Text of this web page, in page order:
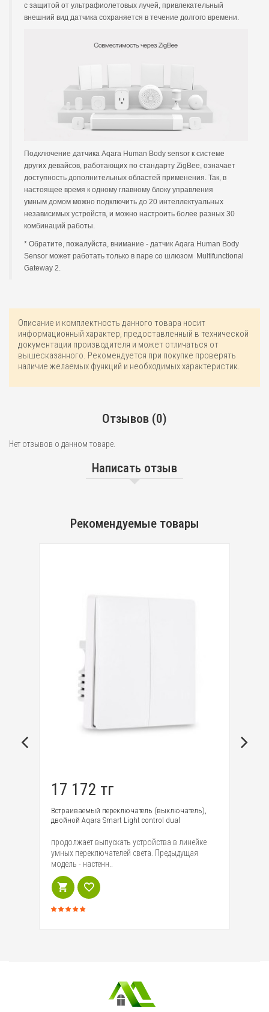
с защитой от ультрафиолетовых лучей, привлекательный
внешний вид датчика сохраняется в течение долгого времени.
Подключение датчика Aqara Human Body sensor к системе
других девайсов, работающих по стандарту ZigBee, означает
доступность дополнительных областей применения. Так, в
настоящее время к одному главному блоку управления
умным домом можно подключить до 20 интеллектуальных
независимых устройств, и можно настроить более разных 30
комбинаций работы.
* Обратите, пожалуйста, внимание - датчик Aqara Human Body
Sensor может работать только в паре со шлюзом Multifunctional
Gateway 2.
Описание и комплектность данного товара носит
информационный характер, предоставленный в технической
документации производителя и может отличаться от
вышесказанного. Рекомендуется при покупке проверять
наличие желаемых функций и необходимых характеристик.
Отзывов (0)
Нет отзывов о данном товаре.
Написать отзыв
Рекомендуемые товары
17 172 тг
Встраиваемый переключатель (выключатель),
двойной Aqara Smart Light control dual
продолжает выпускать устройства в линейке
умных переключателей света. Предыдущая
модель - настенн..